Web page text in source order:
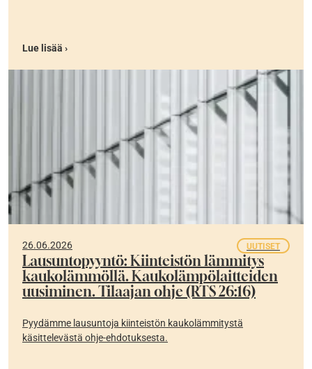
Lue lisää ›
26.06.2026 UUTISET
Lausuntopyyntö: Kiinteistön lämmitys
kaukolämmöllä. Kaukolämpölaitteiden
uusiminen. Tilaajan ohje (RTS 26:16)
Pyydämme lausuntoja kiinteistön kaukolämmitystä
käsittelevästä ohje-ehdotuksesta.